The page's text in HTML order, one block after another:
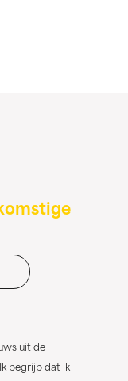
uit de
begrijp dat ik